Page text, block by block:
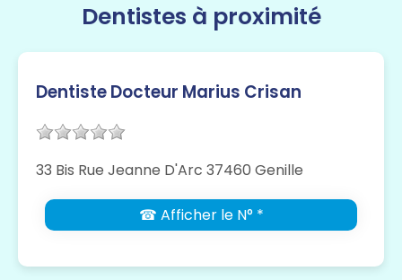
Dentistes à proximité
Dentiste Docteur Marius Crisan
33 Bis Rue Jeanne D'Arc 37460 Genille
☎ Afficher le N° *